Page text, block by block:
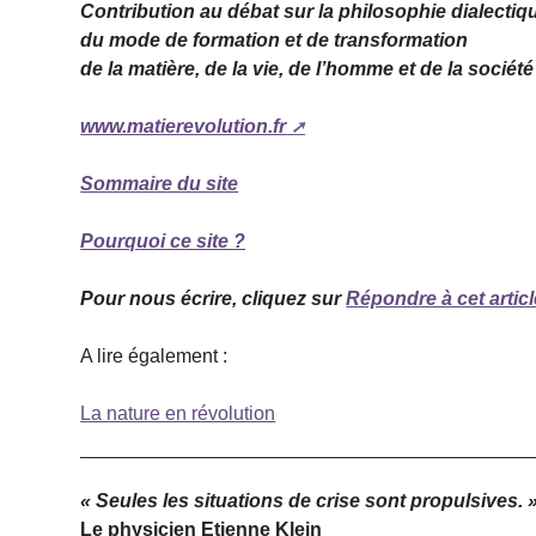
Contribution au débat sur la philosophie
du mode de formation et de transformation
de la matière, de la vie, de l’homme et de la société
www.matierevolution.fr
Sommaire du site
Pourquoi ce site ?
Pour nous écrire, cliquez surRépondre à cet
A lire également :
La nature en révolution
« Seules les situations de crise sont propulsives.
Le physicien Etienne Klein